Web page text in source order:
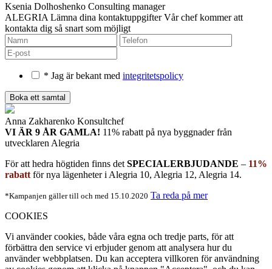
Ksenia Dolhoshenko Consulting manager
ALEGRIA Lämna dina kontaktuppgifter Vår chef kommer att
kontakta dig så snart som möjligt
* Jag är bekant med integritetspolicy
Anna Zakharenko Konsultchef
VI ÄR 9 ÅR GAMLA! 11% rabatt på nya byggnader från
utvecklaren Alegria
För att hedra högtiden finns det SPECIALERBJUDANDE – 11%
rabatt för nya lägenheter i Alegria 10, Alegria 12, Alegria 14.
*Kampanjen gäller till och med 15.10.2020 Ta reda på mer
COOKIES
Vi använder cookies, både våra egna och tredje parts, för att
förbättra den service vi erbjuder genom att analysera hur du
använder webbplatsen. Du kan acceptera villkoren för användning